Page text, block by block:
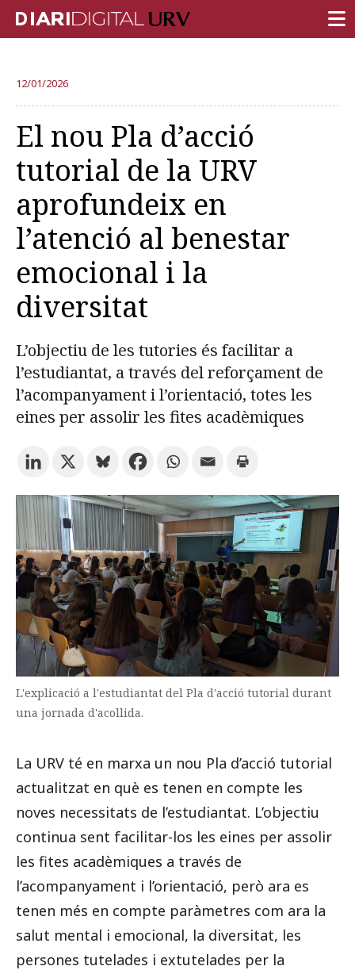
RECERCA
DOCÈNCIA
INSTITUCIÓ
VIDA AL CAMPUS
COMUNITAT URV
REPORTATGES
Més categories
Prova la cerca avançada
Subscriu-te als butlletins de la URV
CATALÀ ESPAÑOL ENGLISH
12/01/2026
El nou Pla d’acció
tutorial de la URV
aprofundeix en
l’atenció al benestar
emocional i la
diversitat
L’objectiu de les tutories és facilitar a
l’estudiantat, a través del reforçament de
l’acompanyament i l’orientació, totes les
eines per assolir les fites acadèmiques
L'explicació a l'estudiantat del Pla d'acció tutorial durant
una jornada d'acollida.
La URV té en marxa un nou Pla d’acció tutorial
actualitzat en què es tenen en compte les
noves necessitats de l’estudiantat. L’objectiu
continua sent facilitar-los les eines per assolir
les fites acadèmiques a través de
l’acompanyament i l’orientació, però ara es
tenen més en compte paràmetres com ara la
salut mental i emocional, la diversitat, les
persones tutelades i extutelades per la